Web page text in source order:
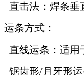
直击法：焊条垂
运条方式：
直线运条：适用
锯齿形/月牙形